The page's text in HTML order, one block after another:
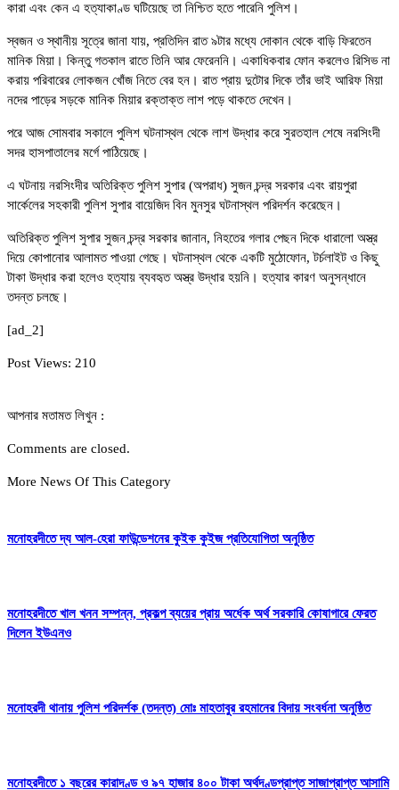
কারা এবং কেন এ হত্যাকাণ্ড ঘটিয়েছে তা নিশ্চিত হতে পারেনি পুলিশ।
স্বজন ও স্থানীয় সূত্রে জানা যায়, প্রতিদিন রাত ৯টার মধ্যে দোকান থেকে বাড়ি ফিরতেন
মানিক মিয়া। কিন্তু গতকাল রাতে তিনি আর ফেরেননি। একাধিকবার ফোন করলেও রিসিভ না
করায় পরিবারের লোকজন খোঁজ নিতে বের হন। রাত প্রায় দুটোর দিকে তাঁর ভাই আরিফ মিয়া
নদের পাড়ের সড়কে মানিক মিয়ার রক্তাক্ত লাশ পড়ে থাকতে দেখেন।
পরে আজ সোমবার সকালে পুলিশ ঘটনাস্থল থেকে লাশ উদ্ধার করে সুরতহাল শেষে নরসিংদী
সদর হাসপাতালের মর্গে পাঠিয়েছে।
এ ঘটনায় নরসিংদীর অতিরিক্ত পুলিশ সুপার (অপরাধ) সুজন চন্দ্র সরকার এবং রায়পুরা
সার্কেলের সহকারী পুলিশ সুপার বায়েজিদ বিন মুনসুর ঘটনাস্থল পরিদর্শন করেছেন।
অতিরিক্ত পুলিশ সুপার সুজন চন্দ্র সরকার জানান, নিহতের গলার পেছন দিকে ধারালো অস্ত্র
দিয়ে কোপানোর আলামত পাওয়া গেছে। ঘটনাস্থল থেকে একটি মুঠোফোন, টর্চলাইট ও কিছু
টাকা উদ্ধার করা হলেও হত্যায় ব্যবহৃত অস্ত্র উদ্ধার হয়নি। হত্যার কারণ অনুসন্ধানে
তদন্ত চলছে।
[ad_2]
Post Views: 210
আপনার মতামত লিখুন :
Comments are closed.
More News Of This Category
মনোহরদীতে দ্য আল-হেরা ফাউন্ডেশনের কুইক কুইজ প্রতিযোগিতা অনুষ্ঠিত
মনোহরদীতে খাল খনন সম্পন্ন, প্রকল্প ব্যয়ের প্রায় অর্ধেক অর্থ সরকারি কোষাগারে ফেরত
দিলেন ইউএনও
মনোহরদী থানায় পুলিশ পরিদর্শক (তদন্ত) মোঃ মাহতাবুর রহমানের বিদায় সংবর্ধনা অনুষ্ঠিত
মনোহরদীতে ১ বছরের কারাদণ্ড ও ৯৭ হাজার ৪০০ টাকা অর্থদণ্ডপ্রাপ্ত সাজাপ্রাপ্ত আসামি